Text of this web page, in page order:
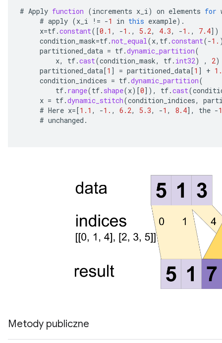
# Apply function (increments x_i) on elements for
# apply (x_i != -1 in this example).
x=tf.constant( [0.1 , -1. , 5.2, 4.3, -1. , 7.4] )
condition_mask=tf.not_equal(x, tf.constant(-1.
partitioned_data = tf.dynamic_partition(
x, tf.cast(condition_mask, tf. int32) , 2)
partitioned_data[1 ] = partitioned_data[1 ] +
condition_indices = tf.dynamic_partition(
tf. range(tf. shape(x) [0] ), tf.cast(
x = tf.dynamic_stitch(condition_indices,
# Here x=[1.1 , -1. , 6.2, 5.3, -1 , 8.4] , the -
# unchanged .
Metody publiczne